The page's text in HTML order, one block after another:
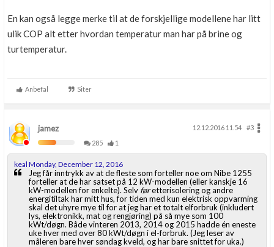
En kan også legge merke til at de forskjellige modellene har litt
ulik COP alt etter hvordan temperatur man har på brine og
turtemperatur.
Anbefal Siter
jamez 12.12.2016 11.54
#3
285
1
keal Monday, December 12, 2016
Jeg får inntrykk av at de fleste som forteller noe om Nibe 1255
forteller at de har satset på 12 kW-modellen (eller kanskje 16
kW-modellen for enkelte). Selv føretterisolering og andre
energitiltak har mitt hus, for tiden med kun elektrisk oppvarming
skal det uhyre mye til for at jeg har et totalt elforbruk (inkludert
lys, elektronikk, mat og rengjøring) på så mye som 100
kWt/døgn. Både vinteren 2013, 2014 og 2015 hadde én eneste
uke hver med over 80 kWt/døgn i el-forbruk. (Jeg leser av
måleren bare hver søndag kveld, og har bare snittet for uka.)